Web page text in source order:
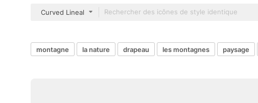
Curved Lineal
montagne la nature drapeau les montagnes paysage